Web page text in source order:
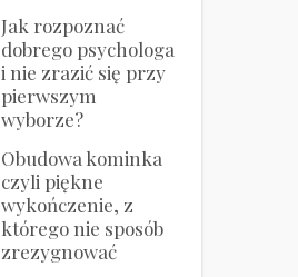
Jak rozpoznać
dobrego psychologa
i nie zrazić się przy
pierwszym
wyborze?
Obudowa kominka
czyli piękne
wykończenie, z
którego nie sposób
zrezygnować